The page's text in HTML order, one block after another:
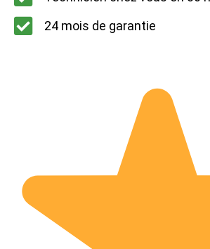
24 mois de garantie